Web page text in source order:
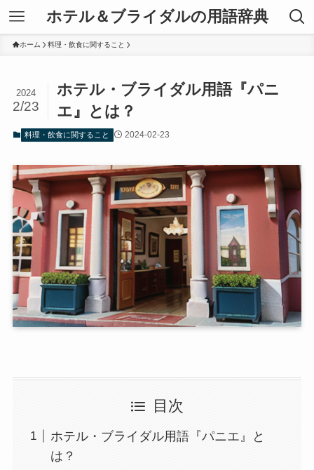
ホテル＆ブライダルの用語辞典
ホーム 料理・飲食に関すること
ホテル・ブライダル用語『パニ
エ』とは？
2024
2/23
料理・飲食に関すること 2024-02-23
目次
ホテル・ブライダル用語『パニエ』と
は？